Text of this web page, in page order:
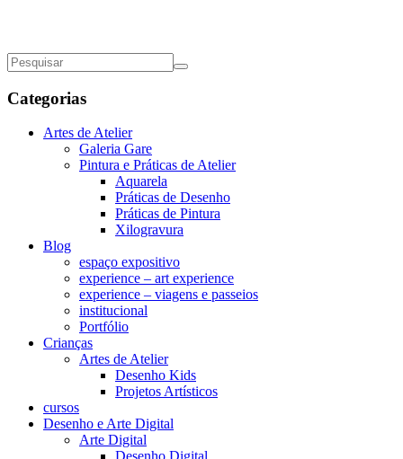
Categorias
Artes de Atelier
Galeria Gare
Pintura e Práticas de Atelier
Aquarela
Práticas de Desenho
Práticas de Pintura
Xilogravura
Blog
espaço expositivo
experience – art experience
experience – viagens e passeios
institucional
Portfólio
Crianças
Artes de Atelier
Desenho Kids
Projetos Artísticos
cursos
Desenho e Arte Digital
Arte Digital